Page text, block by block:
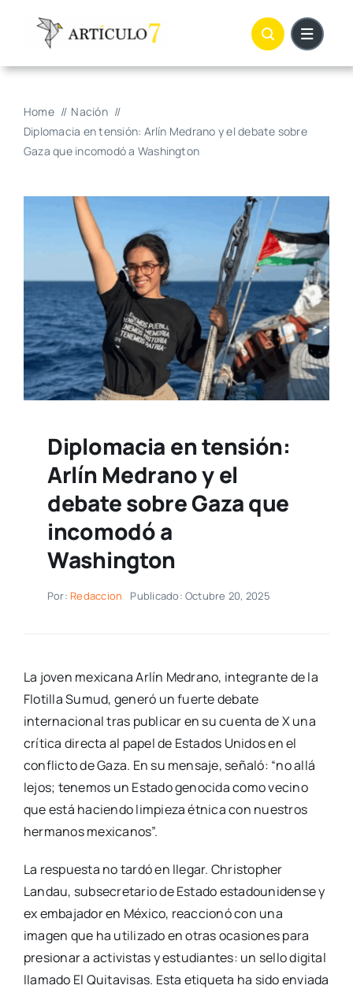
Home
Nación
Diplomacia en tensión: Arlín Medrano y el debate sobre
Gaza que incomodó a Washington
Diplomacia en tensión:
Arlín Medrano y el
debate sobre Gaza que
incomodó a
Washington
Por: Redaccion Publicado: Octubre 20, 2025
La joven mexicana Arlín Medrano, integrante de la
Flotilla Sumud, generó un fuerte debate
internacional tras publicar en su cuenta de X una
crítica directa al papel de Estados Unidos en el
conflicto de Gaza. En su mensaje, señaló: “no allá
lejos; tenemos un Estado genocida como vecino
que está haciendo limpieza étnica con nuestros
hermanos mexicanos”.
La respuesta no tardó en llegar. Christopher
Landau, subsecretario de Estado estadounidense y
ex embajador en México, reaccionó con una
imagen que ha utilizado en otras ocasiones para
presionar a activistas y estudiantes: un sello digital
llamado El Quitavisas. Esta etiqueta ha sido enviada